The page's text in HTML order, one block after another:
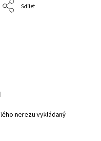
Sdílet
nerezu vykládaný